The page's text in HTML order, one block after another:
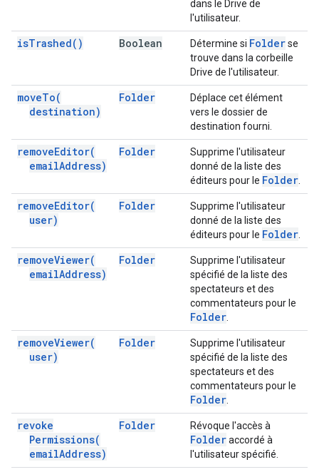
dans le Drive de
l'utilisateur.
isTrashed( ) Boolean Détermine si Folderse
trouve dans la corbeille
Drive de l'utilisateur.
moveTo(
destination)
Folder
Déplace cet élément
vers le dossier de
destination fourni.
removeEditor(
emailAddress)
Folder
Supprime l'utilisateur
donné de la liste des
éditeurs pour le Folder
removeEditor(
user)
Folder
Supprime l'utilisateur
donné de la liste des
éditeurs pour le Folder
removeViewer(
emailAddress)
Folder
Supprime l'utilisateur
spécifié de la liste des
spectateurs et des
commentateurs pour le
Folder
removeViewer(
user)
Folder
Supprime l'utilisateur
spécifié de la liste des
spectateurs et des
commentateurs pour le
Folder
revoke
Permissions(
emailAddress)
Folder Révoque l'accès à
Folderaccordé à
l'utilisateur spécifié.